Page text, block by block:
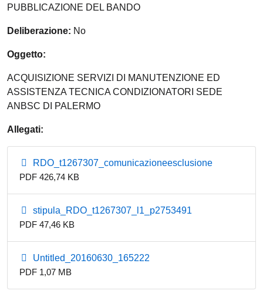
PUBBLICAZIONE DEL BANDO
Deliberazione: No
Oggetto:
ACQUISIZIONE SERVIZI DI MANUTENZIONE ED
ASSISTENZA TECNICA CONDIZIONATORI SEDE
ANBSC DI PALERMO
Allegati:
RDO_t1267307_comunicazioneesclusione
PDF 426,74 KB
stipula_RDO_t1267307_l1_p2753491
PDF 47,46 KB
Untitled_20160630_165222
PDF 1,07 MB